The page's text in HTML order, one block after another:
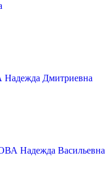
Дмитриевна
Надежда Васильевна